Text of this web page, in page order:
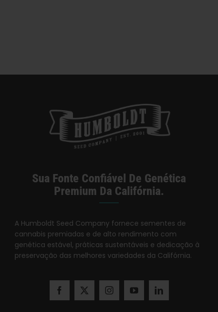
Sua Fonte Confiável De Genética
Premium Da Califórnia.
A Humboldt Seed Company fornece sementes de
cannabis premiadas e de alto rendimento com
genética estável, práticas sustentáveis e dedicação à
preservação das melhores variedades da Califórnia.